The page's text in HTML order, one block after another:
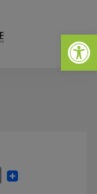
Abrir